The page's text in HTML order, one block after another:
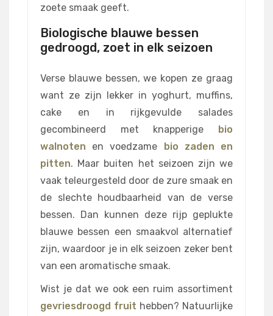
zoete smaak geeft.
Biologische blauwe bessen
gedroogd, zoet in elk seizoen
Verse blauwe bessen, we kopen ze graag
want ze zijn lekker in yoghurt, muffins,
cake en in rijkgevulde salades
gecombineerd met knapperige bio
walnoten en voedzame bio zaden en
pitten. Maar buiten het seizoen zijn we
vaak teleurgesteld door de zure smaak en
de slechte houdbaarheid van de verse
bessen. Dan kunnen deze rijp geplukte
blauwe bessen een smaakvol alternatief
zijn, waardoor je in elk seizoen zeker bent
van een aromatische smaak.
Wist je dat we ook een ruim assortiment
gevriesdroogd fruit hebben? Natuurlijke